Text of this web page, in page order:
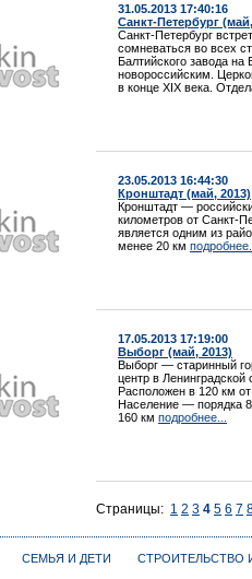
31.05.2013 17:40:16
Санкт-Петербург
Санкт-Петербург
сомневаться во всех
Балтийского завода
новороссийским.
в конце XIX века.
23.05.2013 16:44:30
Кронштадт (май, 2013)
Кронштадт —
километров от Санкт-
является одним из
менее 20 км подробнее...
17.05.2013 17:19:00
Выборг (май, 2013)
Выборг — старинный
центр в Ленинградской
Расположен в 120 км
Население — порядка
160 км подробнее...
Страницы: 1 2 3 4 5 6 7
СЕМЬЯ И ДЕТИ СТРОИТЕЛЬСТВО